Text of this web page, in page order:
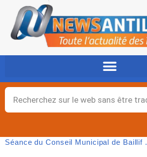
contenu
Rechercher
Séance du Conseil Municipal de Baillif .